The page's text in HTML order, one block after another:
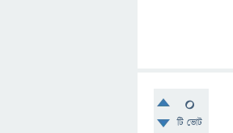
0
টি ভোট